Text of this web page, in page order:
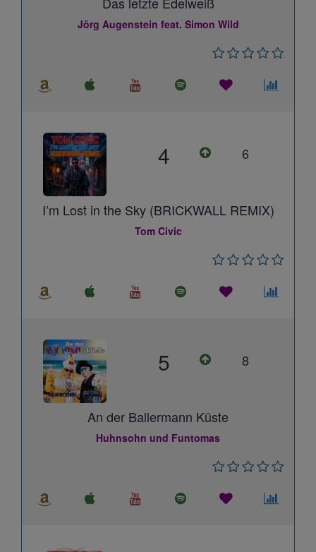
Jörg Augenstein feat. Simon Wild
4 6
I’m Lost in the Sky (BRICKWALL REMIX)
Tom Civic
5 8
An der Ballermann Küste
Huhnsohn und Funtomas